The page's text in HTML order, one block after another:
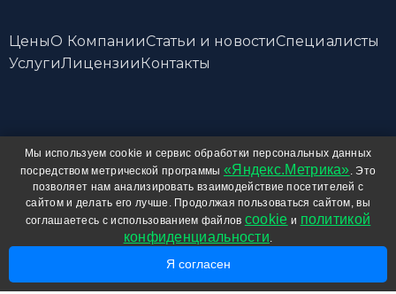
ЦеныО КомпанииСтатьи и новостиСпециалисты
УслугиЛицензииКонтакты
© 2001—2025 Центр дополнительного образования детей
При использовании любых материалов сайта, включая
фотографии и тексты, активная ссылка наlabirint-tomsk.ru
обязательна.
Соглашение о защите прав и информации
Разработка и продвижение сайта
Мы используем cookie и сервис обработки персональных данных
посредством метрической программы «Яндекс.Метрика». Это
позволяет нам анализировать взаимодействие посетителей с
сайтом и делать его лучше. Продолжая пользоваться сайтом, вы
соглашаетесь с использованием файлов cookie и политикой
конфиденциальности.
Я согласен